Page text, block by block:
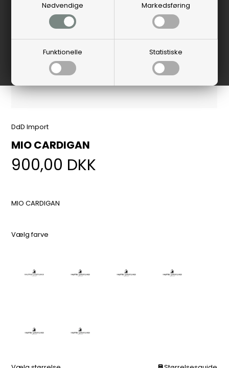
Nødvendige Markedsføring
Funktionelle Statistiske
DdD Import
MIO CARDIGAN
900,00 DKK
MIO CARDIGAN
Vælg farve